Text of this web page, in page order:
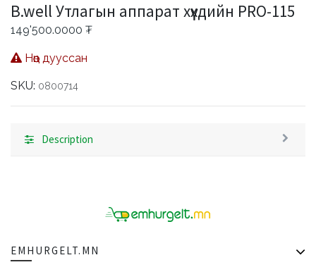
B.well Утлагын аппарат хүүхдийн PRO-115
149'500.0000 ₮
Нөөц дууссан
SKU: 0800714
Description
EMHURGELT.MN